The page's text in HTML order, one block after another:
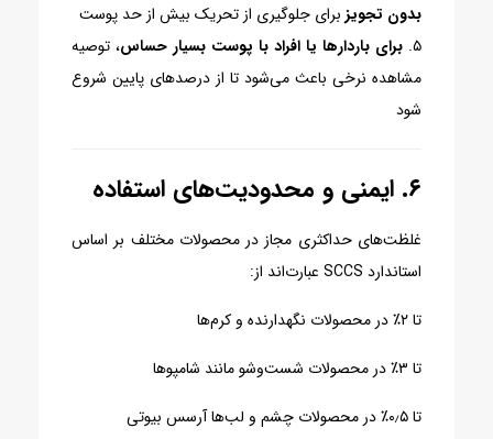
بدون تجویز برای جلوگیری از تحریک بیش از حد پوست
۵. برای باردارها یا افراد با پوست بسیار حساس، توصیه
مشاهده نرخی باعث می‌شود تا از درصدهای پایین شروع
شود
۶. ایمنی و محدودیت‌های استفاده
غلظت‌های حداکثری مجاز در محصولات مختلف بر اساس
استاندارد SCCS عبارت‌اند از:
تا ۲٪ در محصولات نگهدارنده و کرم‌ها
تا ۳٪ در محصولات شست‌وشو مانند شامپوها
تا ۰٫۵٪ در محصولات چشم و لب‌ها
آرسس بیوتی